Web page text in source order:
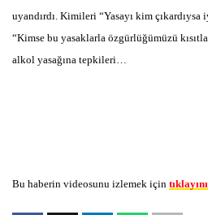
uyandırdı. Kimileri “Yasayı kim
“Kimse bu yasaklarla özgürlüğümüzü
alkol yasağına tepkileri…
Bu haberin videosunu izlemek için